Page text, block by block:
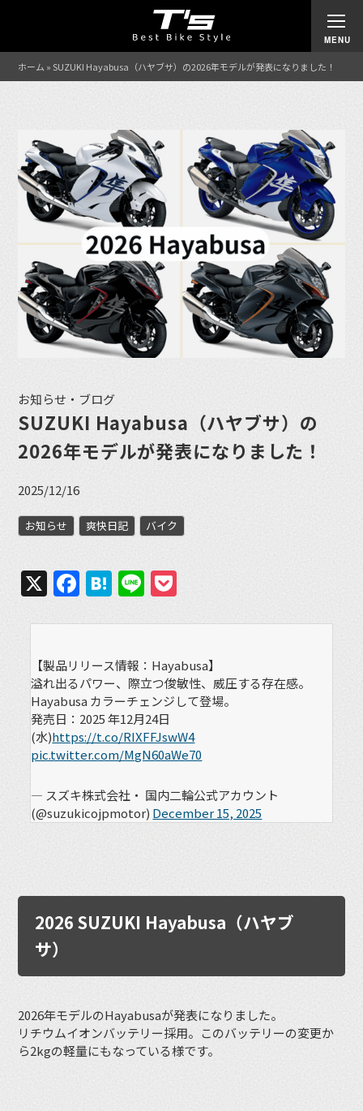
ホーム » SUZUKI Hayabusa（ハヤブサ）の2026年モデルが発表になりました！
お知らせ・ブログ
SUZUKI Hayabusa（ハヤブサ）の
2026年モデルが発表になりました！
2025/12/16
お知らせ 爽快日記 バイク
X Facebook
Hatena
Line
【製品リリース情報：Hayabusa】
溢れ出るパワー、際立つ俊敏性、威圧する存在感。
Hayabusa カラーチェンジして登場。
発売日：2025 年12月24日
(水)https://t.co/RIXFFJswW4
pic.twitter.com/MgN60aWe70
— スズキ株式会社・ 国内二輪公式アカウント
(@suzukicojpmotor) December 15, 2025
2026 SUZUKI Hayabusa（ハヤブ
サ）
2026年モデルのHayabusaが発表になりました。
リチウムイオンバッテリー採用。このバッテリーの変更か
ら2kgの軽量にもなっている様です。